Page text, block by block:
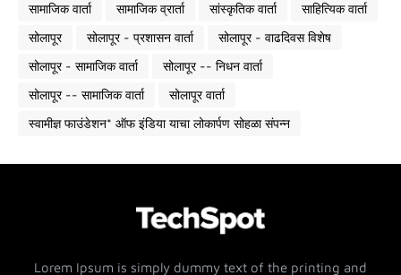
सामाजिक वार्ता
सामाजिक व्रार्ता सांस्कृतिक वार्ता
साहित्यिक वार्ता
सोलापूर
सोलापूर - प्रशासन वार्ता
सोलापूर - वाढदिवस विशेष
सोलापूर - सामाजिक वार्ता
सोलापूर -- निधन वार्ता
सोलापूर -- सामाजिक वार्ता
सोलापूर वार्ता
स्वामीज्ञ फाउंडेशन* ऑफ इंडिया याचा लोकार्पण सोहळा संपन्न
Lorem Ipsum is simply dummy text of the printing and